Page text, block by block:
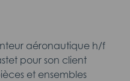
aéronautique h/f
pour son client
et ensembles